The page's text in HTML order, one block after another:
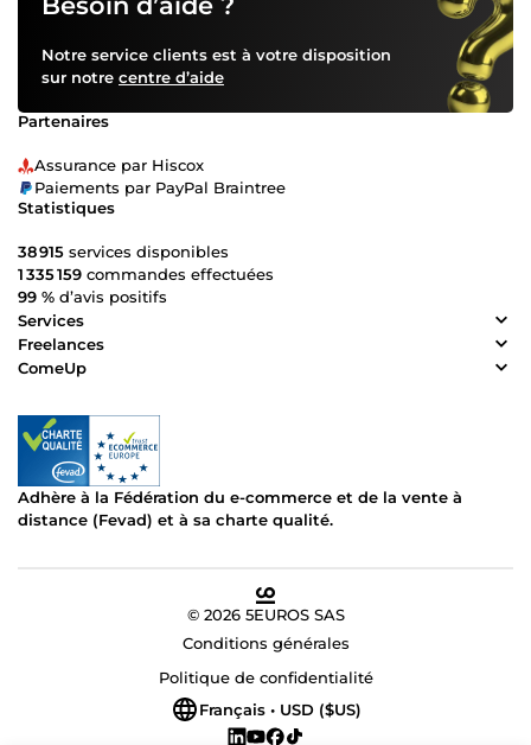
Notre service clients est à votre disposition
sur notre centre d’aide
Partenaires
Assurance par Hiscox
Paiements par PayPal Braintree
Statistiques
38 915 services disponibles
1 335 159 commandes effectuées
99 % d’avis positifs
Services
Freelances
ComeUp
Adhère à la Fédération du e-commerce et de la vente à
distance (Fevad) et à sa charte qualité.
© 2026 5EUROS SAS
Conditions générales
Politique de confidentialité
Français • USD ($US)